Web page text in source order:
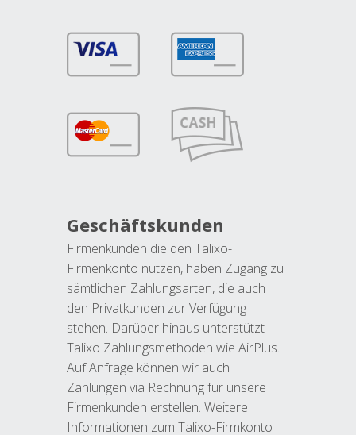
Geschäftskunden
Firmenkunden die den Talixo-
Firmenkonto nutzen, haben Zugang zu
sämtlichen Zahlungsarten, die auch
den Privatkunden zur Verfügung
stehen. Darüber hinaus unterstützt
Talixo Zahlungsmethoden wie AirPlus.
Auf Anfrage können wir auch
Zahlungen via Rechnung für unsere
Firmenkunden erstellen. Weitere
Informationen zum Talixo-Firmkonto